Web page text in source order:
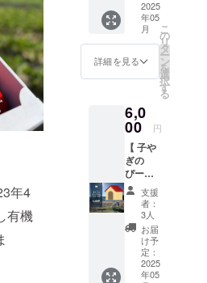
年4
有機
ニールマル
チを使わず
いちご栽培
り。 天に
導かれ2023
年4月、里山
の古民家と
棚田にたど
り着く。
古民家再
生、田から
畑へと転換
中の棚田
きよま
つえい
こか
ら、ご
支援い
ただい
た方に
ちゃん
の愛と
感謝の
気持ち
を込め
て御礼
のメー
ルをお
届けさ
せてい
ただき
ます。
クラウ
ドファ
2025
年05
月
詳細を見る
こ
の
リ
タ
ー
ン
を
選
択
す
る
6,0
00 円
【 子や
ぎの
ぴー
ちゃん
ハウス
代 】 完
成した
ハウス
とぴー
ちゃん
の写真
支援
者：
3人
お届
け予
定：
2025
年05